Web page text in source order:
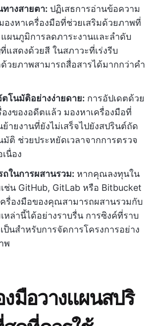
างสายตา: ปฏิเสธการอ่านข้อความ
องหาเครื่องมือที่ช่วยเสริมด้วยภาพที่
แผนภูมิการลดภาระงานและลำดับ
แสดงด้วยสี ในสภาวะที่เร่งรีบ
วยภาพสามารถสื่อสารได้มากกว่าคำ
โนมัติอย่างง่ายดาย: การอัปเดตด้วย
องของอดีตแล้ว มองหาเครื่องมือที่
ายงานที่ยังไม่เสร็จไปยังสปรินต์ถัด
ติ ช่วยประหยัดเวลาจากการตรวจ
นื่อง
ถในการผสานรวม: หากคุณลงทุนใน
ช่น GitHub, GitLab หรือ Bitbucket
ครื่องมือของคุณสามารถผสานรวมกับ
หล่านี้ได้อย่างราบรื่น การซิงค์ที่ราบ
ป็นสำหรับการจัดการโครงการอย่าง
พ
งมือวางแผนสปริ